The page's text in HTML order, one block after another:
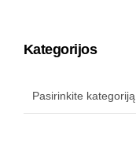
Kategorijos